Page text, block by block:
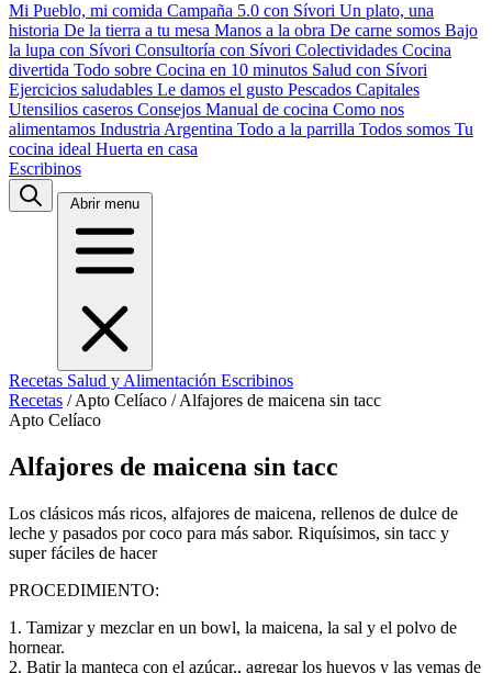
Mi Pueblo, mi comida Campaña 5.0 con Sívori Un plato, una
historia De la tierra a tu mesa Manos a la obra De carne somos Bajo
la lupa con Sívori Consultoría con Sívori Colectividades Cocina
divertida Todo sobre Cocina en 10 minutos Salud con Sívori
Ejercicios saludables Le damos el gusto Pescados Capitales
Utensilios caseros Consejos Manual de cocina Como nos
alimentamos Industria Argentina Todo a la parrilla Todos somos Tu
cocina ideal Huerta en casa
Escribinos
Abrir menu
Recetas Salud y Alimentación Escribinos
Recetas / Apto Celíaco / Alfajores de maicena sin tacc
Apto Celíaco
Alfajores de maicena sin tacc
Los clásicos más ricos, alfajores de maicena, rellenos de dulce de
leche y pasados por coco para más sabor. Riquísimos, sin tacc y
super fáciles de hacer
PROCEDIMIENTO:
1. Tamizar y mezclar en un bowl, la maicena, la sal y el polvo de
hornear.
2. Batir la manteca con el azúcar,, agregar los huevos y las yemas de